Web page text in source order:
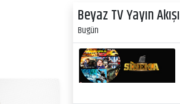
Beyaz TV Yayın Akışı
Bugün